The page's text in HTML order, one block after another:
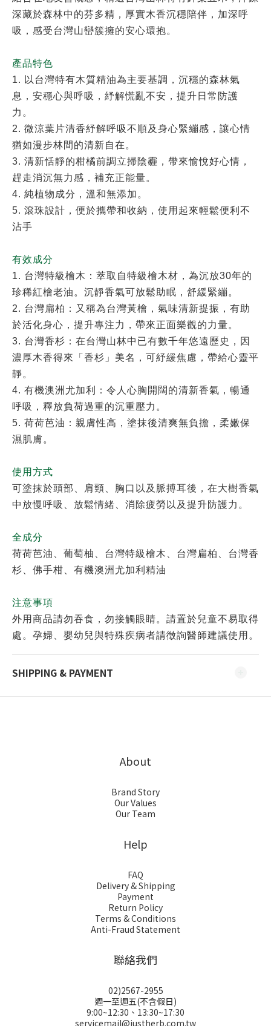
深藏於森林中的芬多精，厚實木香沉穩陪伴，加深呼
吸，感受台灣山巒簇擁的安心環抱。
產品特色
1. 以台灣特有木質精油為主要基調，沉穩的森林氣
息，安穩心與呼吸，紓解慌亂不安，提升日常防護
力。
2. 微涼葉片清香紓解呼吸不順及身心緊繃感，讓心情
猶如漫步林間的清新自在。
3. 清新恬靜的柑橘前調立掃陰霾，帶來愉悅好心情，
趕走消沉無力感，補充正能量。
4. 純植物成分，溫和無添加。
5. 滾珠設計，便於攜帶和收納，使用起來輕鬆便利不
沾手
有效成分
1. 台灣特級檜木：萃取自特級檜木材，為沉放30年的
珍稀紅檜老油。沉靜香氣可放鬆助眠，舒緩緊繃。
2. 台灣扁柏：又稱為台灣黃檜，氣味清新提振，有助
於活化身心，提升專注力，帶來正面樂觀的力量。
3. 台灣香杉：在台灣山林中已有數千年悠遠歷史，因
濃厚木香得來「香杉」美名，可紓緩焦慮，帶給心靈平
靜。
4. 有機澳洲尤加利：令人心胸開闊的清新香氣，暢通
呼吸，釋放負荷過重的沉重壓力。
5. 荷荷芭油：親膚性高，塗抹後清爽無負擔，柔嫩保
濕肌膚。
使用方式
可塗抹於頭部、肩頸、胸口以及脈搏耳後，在大樹香氣
中放慢呼吸、放鬆情緒、消除疲勞以及提升防護力。
全成分
荷荷芭油、葡萄柚、台灣特級檜木、台灣扁柏、台灣香
杉、佛手柑、有機澳洲尤加利精油
注意事項
外用商品請勿吞食，勿接觸眼睛。請置於兒童不易取得
處。 孕婦、嬰幼兒與特殊疾病者請徵詢醫師建議使用。
SHIPPING & PAYMENT
About
Brand Story
Our Values
Our Team
Help
FAQ
Delivery & Shipping
Payment
Return Policy
Terms & Conditions
Anti-Fraud Statement
聯絡我們
02)2567-2955
週一至週五(不含假日)
9:00~12:30、13:30~17:30
servicemail@justherb.com.tw